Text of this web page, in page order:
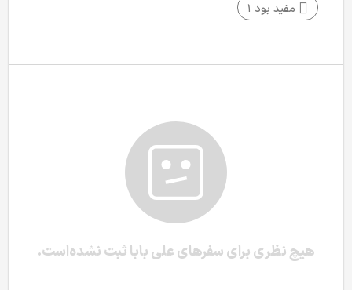
مفید بود1
هیچ نظری برای سفرهای علی بابا ثبت نشده‌است.